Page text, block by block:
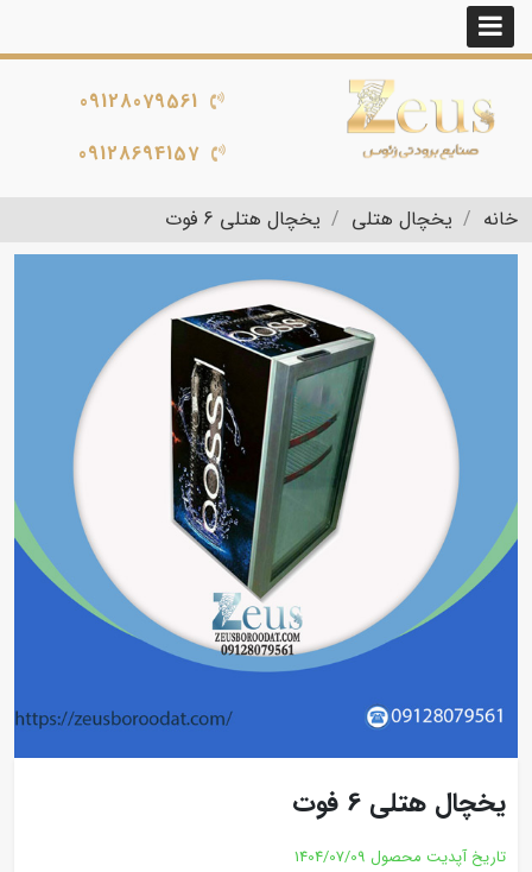
09128079561
09128694157
خانه یخچال هتلی یخچال هتلی 6 فوت
یخچال هتلی 6 فوت
تاریخ آپدیت محصول 1404/07/09